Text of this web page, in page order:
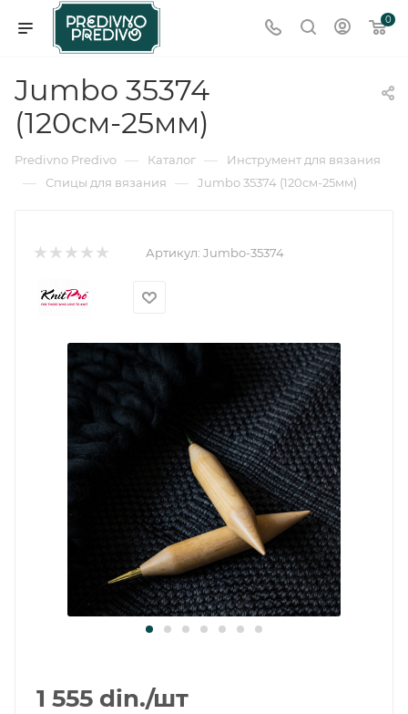
0
Jumbo 35374
(120см-25мм)
Predivno Predivo — Каталог — Инструмент для вязания
— Спицы для вязания — Jumbo 35374 (120см-25мм)
Артикул: Jumbo-35374
1 555 din./шт